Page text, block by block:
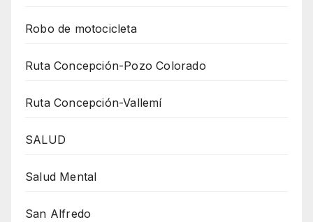
Robo de motocicleta
Ruta Concepción-Pozo Colorado
Ruta Concepción-Vallemí
SALUD
Salud Mental
San Alfredo